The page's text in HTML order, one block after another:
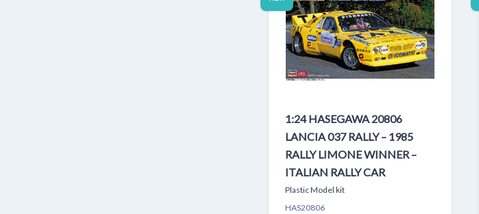
1:24 HASEGAWA 20806
LANCIA 037 RALLY – 1985
RALLY LIMONE WINNER –
ITALIAN RALLY CAR
Plastic Model kit
HAS20806